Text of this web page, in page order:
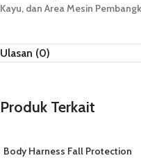
Kayu, dan Area Mesin
Ulasan (0)
Produk Terkait
Body Harness Fall Protection